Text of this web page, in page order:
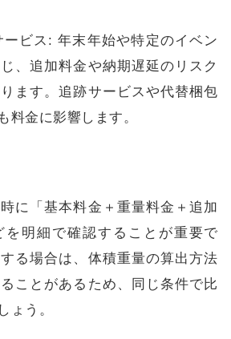
ビス: 年末年始や特定のイベン
、追加料金や納期遅延のリスク
ます。追跡サービスや代替梱包
料金に影響します。
に「基本料金＋重量料金＋追加
を明細で確認することが重要で
る場合は、体積重量の算出方法
ことがあるため、同じ条件で比
ょう。